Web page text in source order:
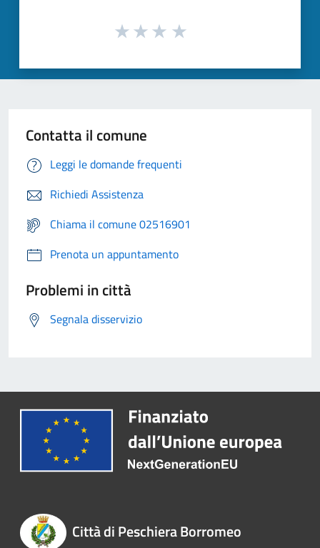
Contatta il comune
Leggi le domande frequenti
Richiedi Assistenza
Chiama il comune 02516901
Prenota un appuntamento
Problemi in città
Segnala disservizio
Città di Peschiera Borromeo